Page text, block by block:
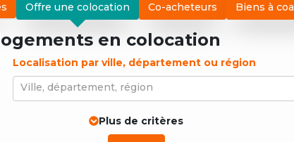
Offre une colocation Co-acheteurs Biens à
en colocation
Localisation par ville, département ou région
Ville, département, région
Plus de critères